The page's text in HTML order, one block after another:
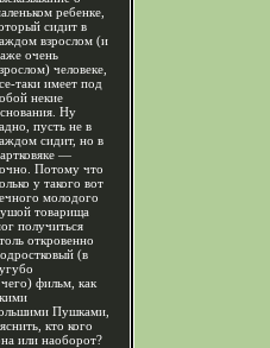
ребенке,
сидит в
взрослом (и
очень
человеке,
таки имеет под
некие
Ну
пусть не в
сидит, но в
—
Потому что
у такого вот
молодого
товарища
получиться
откровенно
(в
фильм, как
Пушками,
кто кого
или наоборот?